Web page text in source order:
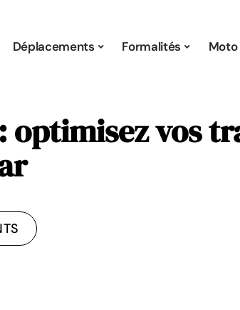
Déplacements Formalités Moto
vos